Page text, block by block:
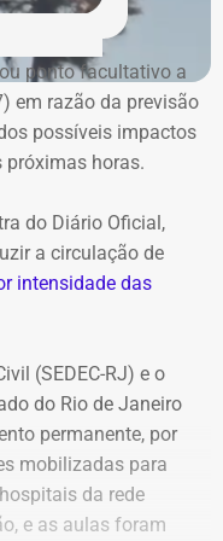
definidos pelo
a população
pelo telefone 193 e a
ponto facultativo a
em razão da previsão
possíveis impactos
próximas horas.
do Diário Oficial,
a circulação de
intensidade das
(SEDEC-RJ) e o
do Rio de Janeiro
permanente, por
mobilizadas para
da rede
e as aulas foram